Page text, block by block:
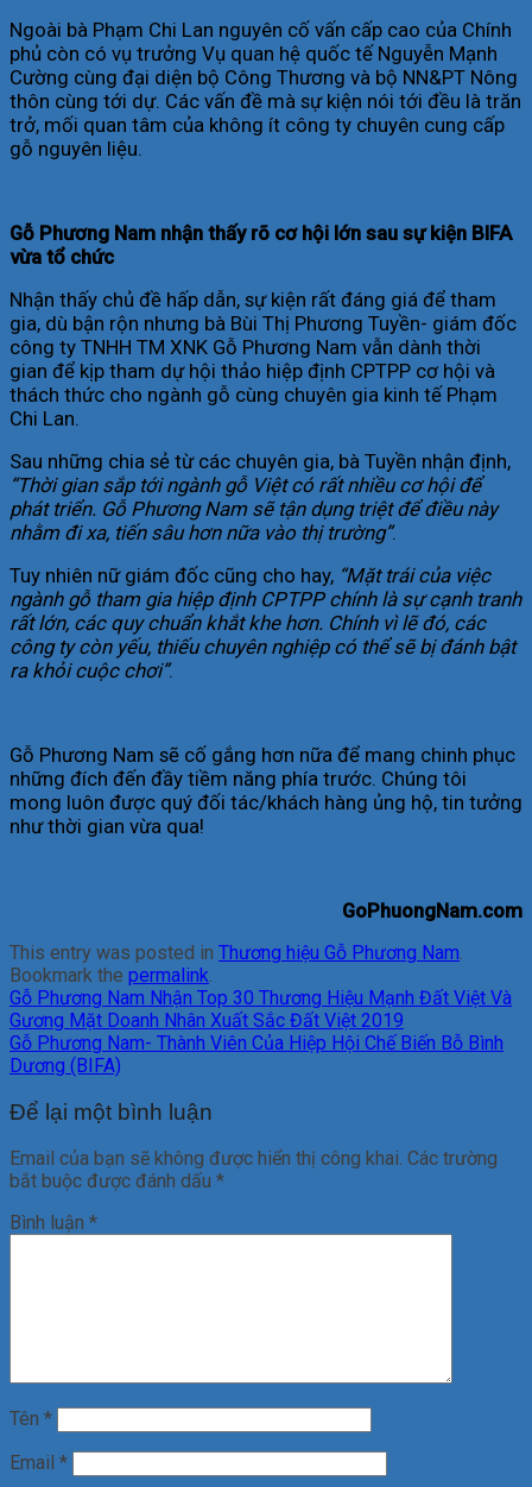
Ngoài bà Phạm Chi Lan nguyên cố vấn cấp cao của Chính
phủ còn có vụ trưởng Vụ quan hệ quốc tế Nguyễn Mạnh
Cường cùng đại diện bộ Công Thương và bộ NN&PT Nông
thôn cùng tới dự. Các vấn đề mà sự kiện nói tới đều là trăn
trở, mối quan tâm của không ít công ty chuyên cung cấp
gỗ nguyên liệu.
Gỗ Phương Nam nhận thấy rõ cơ hội lớn sau sự kiện BIFA
vừa tổ chức
Nhận thấy chủ đề hấp dẫn, sự kiện rất đáng giá để tham
gia, dù bận rộn nhưng bà Bùi Thị Phương Tuyền- giám đốc
công ty TNHH TM XNK Gỗ Phương Nam vẫn dành thời
gian để kịp tham dự hội thảo hiệp định CPTPP cơ hội và
thách thức cho ngành gỗ cùng chuyên gia kinh tế Phạm
Chi Lan.
Sau những chia sẻ từ các chuyên gia, bà Tuyền nhận định,
“Thời gian sắp tới ngành gỗ Việt có rất nhiều cơ hội để
phát triển. Gỗ Phương Nam sẽ tận dụng triệt để điều này
nhằm đi xa, tiến sâu hơn nữa vào thị trường”.
Tuy nhiên nữ giám đốc cũng cho hay, “Mặt trái của việc
ngành gỗ tham gia hiệp định CPTPP chính là sự cạnh tranh
rất lớn, các quy chuẩn khắt khe hơn. Chính vì lẽ đó, các
công ty còn yếu, thiếu chuyên nghiệp có thể sẽ bị đánh bật
ra khỏi cuộc chơi”.
Gỗ Phương Nam sẽ cố gắng hơn nữa để mang chinh phục
những đích đến đầy tiềm năng phía trước. Chúng tôi
mong luôn được quý đối tác/khách hàng ủng hộ, tin tưởng
như thời gian vừa qua!
GoPhuongNam.com
This entry was posted in Thương hiệu Gỗ Phương Nam.
Bookmark the permalink.
Gỗ Phương Nam Nhận Top 30 Thương Hiệu Mạnh Đất Việt Và
Gương Mặt Doanh Nhân Xuất Sắc Đất Việt 2019
Gỗ Phương Nam- Thành Viên Của Hiệp Hội Chế Biến Bỗ Bình
Dương (BIFA)
Để lại một bình luận
Email của bạn sẽ không được hiển thị công khai. Các trường
bắt buộc được đánh dấu *
Bình luận *
Tên *
Email *